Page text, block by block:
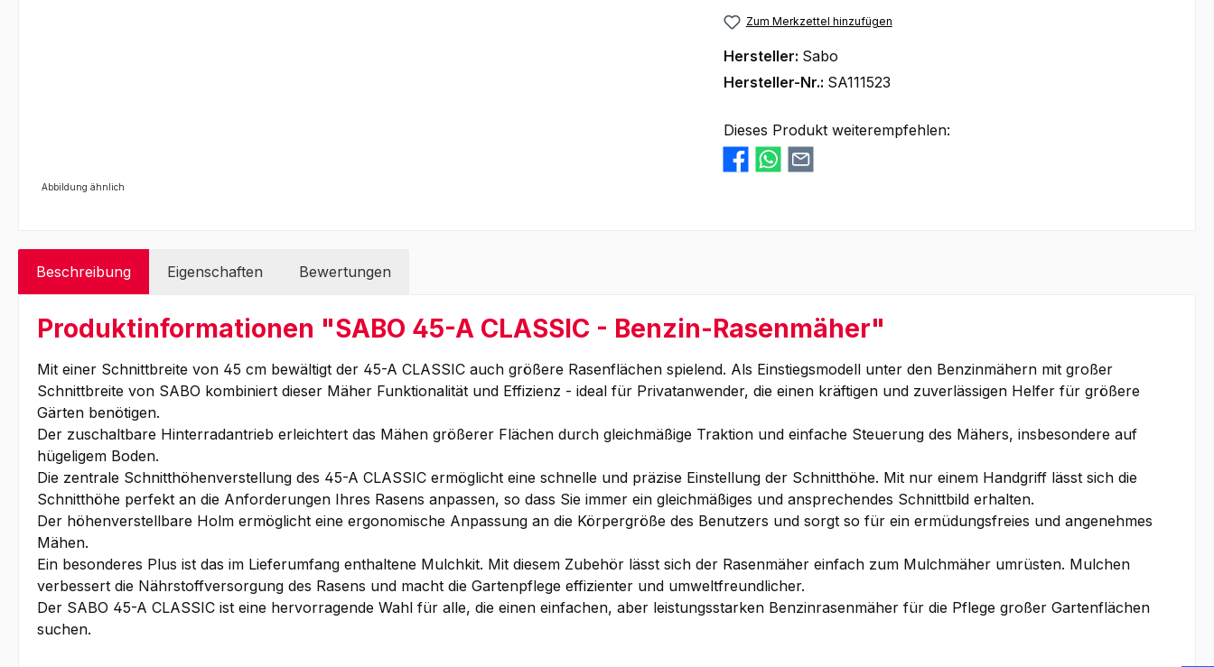
Abbildung ähnlich
Zum Merkzettel hinzufügen
Hersteller: Sabo
Hersteller-Nr.: SA111523
Dieses Produkt weiterempfehlen:
Beschreibung Eigenschaften Bewertungen
Produktinformationen "SABO 45-A CLASSIC - Benzin-Rasenmäher"
Mit einer Schnittbreite von 45 cm bewältigt der 45-A CLASSIC auch größere Rasenflächen spielend. Als Einstiegsmodell unter den Benzinmähern mit großer
Schnittbreite von SABO kombiniert dieser Mäher Funktionalität und Effizienz - ideal für Privatanwender, die einen kräftigen und zuverlässigen Helfer für größere
Gärten benötigen.
Der zuschaltbare Hinterradantrieb erleichtert das Mähen größerer Flächen durch gleichmäßige Traktion und einfache Steuerung des Mähers, insbesondere auf
hügeligem Boden.
Die zentrale Schnitthöhenverstellung des 45-A CLASSIC ermöglicht eine schnelle und präzise Einstellung der Schnitthöhe. Mit nur einem Handgriff lässt sich die
Schnitthöhe perfekt an die Anforderungen Ihres Rasens anpassen, so dass Sie immer ein gleichmäßiges und ansprechendes Schnittbild erhalten.
Der höhenverstellbare Holm ermöglicht eine ergonomische Anpassung an die Körpergröße des Benutzers und sorgt so für ein ermüdungsfreies und angenehmes
Mähen.
Ein besonderes Plus ist das im Lieferumfang enthaltene Mulchkit. Mit diesem Zubehör lässt sich der Rasenmäher einfach zum Mulchmäher umrüsten. Mulchen
verbessert die Nährstoffversorgung des Rasens und macht die Gartenpflege effizienter und umweltfreundlicher.
Der SABO 45-A CLASSIC ist eine hervorragende Wahl für alle, die einen einfachen, aber leistungsstarken Benzinrasenmäher für die Pflege großer Gartenflächen
suchen.